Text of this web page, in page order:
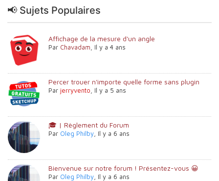
📢 Sujets Populaires
Affichage de la mesure d'un angle
Par Chavadam, Il y a 4 ans
Percer trouer n'importe quelle forme sans plugin
Par jerryvento Il y a 5 ans
🎓 | Règlement du Forum
Par Oleg Philby Il y a 6 ans
Bienvenue sur notre forum ! Présentez-vous 😀
Par Oleg Philby Il y a 6 ans